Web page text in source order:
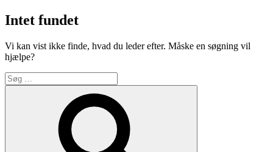
Intet fundet
Vi kan vist ikke finde, hvad du leder efter. Måske en søgning vil
hjælpe?
Søg
efter: